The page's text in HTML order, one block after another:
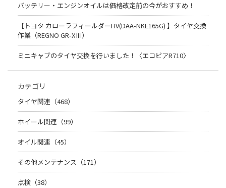
バッテリー・エンジンオイルは価格改定前の今がおすすめ！
【トヨタ カローラフィールダーHV(DAA-NKE165G) 】タイヤ交換
作業（REGNO GR-XⅢ）
ミニキャブのタイヤ交換を行いました！〈エコピアR710〉
カテゴリ
タイヤ関連（468）
ホイール関連（99）
オイル関連（45）
その他メンテナンス（171）
点検（38）